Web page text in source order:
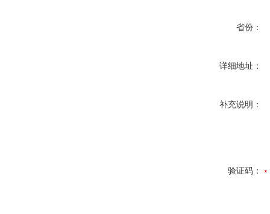
省份：
详细地址：
补充说明：
验证码：